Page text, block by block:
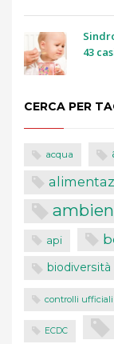
43
CERCA PER
acqua
api
biodiversità
controlli ufficiali
ECDC